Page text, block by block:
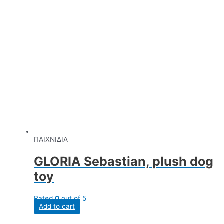
ΠΑΙΧΝΙΔΙΑ
GLORIA Sebastian, plush dog
toy
Rated0out of 5
Add to cart